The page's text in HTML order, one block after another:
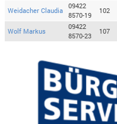
Weidacher Claudia
09422
8570-19
102
Wolf Markus
09422
8570-23
107